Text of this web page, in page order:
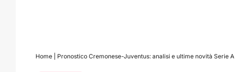
Home Pronostico Cremonese-Juventus: analisi e ultime novità Serie A